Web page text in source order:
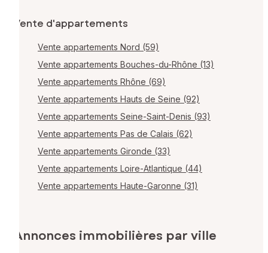
Vente d'appartements
Vente appartements Nord (59)
Vente appartements Bouches-du-Rhône (13)
Vente appartements Rhône (69)
Vente appartements Hauts de Seine (92)
Vente appartements Seine-Saint-Denis (93)
Vente appartements Pas de Calais (62)
Vente appartements Gironde (33)
Vente appartements Loire-Atlantique (44)
Vente appartements Haute-Garonne (31)
Annonces immobilières par ville